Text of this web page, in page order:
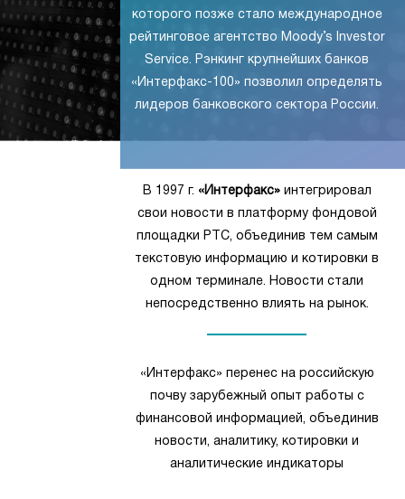
которого позже стало международное
рейтинговое агентство Moody’s Investor
Service. Рэнкинг крупнейших банков
«Интерфакс-100» позволил определять
лидеров банковского сектора России.
В 1997 г. «Интерфакс»интегрировал
свои новости в платформу фондовой
площадки РТС, объединив тем самым
текстовую информацию и котировки в
одном терминале. Новости стали
непосредственно влиять на рынок.
«Интерфакс» перенес на российскую
почву зарубежный опыт работы с
финансовой информацией, объединив
новости, аналитику, котировки и
аналитические индикаторы